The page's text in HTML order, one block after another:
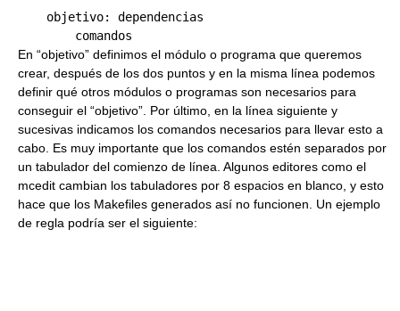
    objetivo: dependencias
En “objetivo” definimos el módulo o programa que queremos
crear, después de los dos puntos y en la misma línea podemos
definir qué otros módulos o programas son necesarios para
conseguir el “objetivo”. Por último, en la línea siguiente y
sucesivas indicamos los comandos necesarios para llevar esto a
cabo. Es muy importante que los comandos estén separados por
un tabulador del comienzo de línea. Algunos editores como el
mcedit cambian los tabuladores por 8 espacios en blanco, y esto
hace que los Makefiles generados así no funcionen. Un ejemplo
de regla podría ser el siguiente: